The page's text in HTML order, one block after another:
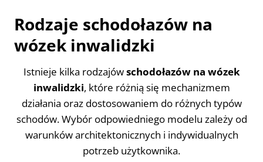
Rodzaje schodołazów na
wózek inwalidzki
Istnieje kilka rodzajówschodołazów na wózek
inwalidzki, które różnią się mechanizmem
działania oraz dostosowaniem do różnych typów
schodów. Wybór odpowiedniego modelu zależy od
warunków architektonicznych i indywidualnych
potrzeb użytkownika.